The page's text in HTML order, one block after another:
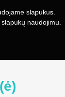
slapukus.
naudojimu.